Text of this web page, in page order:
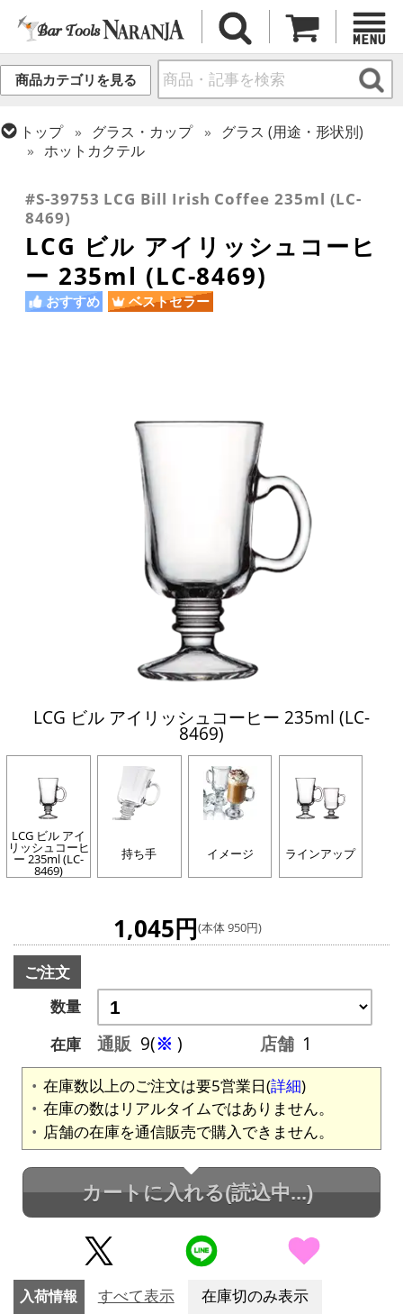
商品カテゴリを見る
トップ グラス・カップ
グラス (用途・形状別)
ホットカクテル
レアダムクリサルグラス/オニス
#S-39753 LCG Bill Irish Coffee 235ml (LC-
8469)
LCG ビル アイリッシュコーヒ
ー 235ml (LC-8469)
おすすめ ベストセラー
LCG ビル アイリッシュコーヒー 235ml (LC-
8469)
LCG ビル アイ
リッシュコーヒ
ー 235ml (LC-
8469)
持ち手 イメージ ラインアップ
1,045円(本体 950円)
ご注文
数量
在庫
通販 9(※ ) 店舗 1
在庫数以上のご注文は要5営業日(詳細)
在庫の数はリアルタイムではありません。
店舗の在庫を通信販売で購入できません。
カートに入れる(読込中...)
入荷情報 すべて表示 在庫切のみ表示